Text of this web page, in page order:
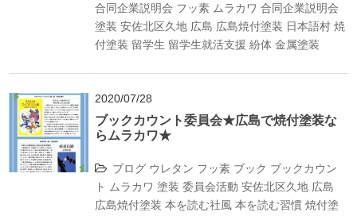
合同企業説明会 フッ素 ムラカワ 合同企業説明会
塗装 安佐北区久地 広島 広島焼付塗装 日本語村 焼
付塗装 留学生 留学生就活支援 紛体 金属塗装
2020/07/28
ブックカウント委員会★広島で焼付塗装な
らムラカワ★
ブログ ウレタン フッ素 ブック ブックカウン
ト
ムラカワ 塗装 委員会活動 安佐北区久地 広島
広島焼付塗装 本を読む社風 本を読む習慣 焼付塗